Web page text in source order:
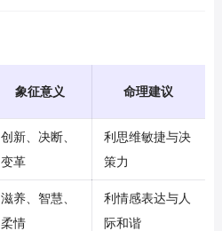
象征意义 命理建议
创新、决断、
变革
利思维敏捷与决
策力
滋养、智慧、
柔情
利情感表达与人
际和谐